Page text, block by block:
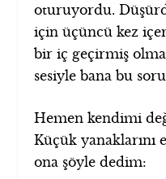
oturuyordu.
için üçüncü kez
bir iç geçirmiş
sesiyle bana bu
Hemen kendimi
Küçük yanaklarını
ona şöyle dedim: